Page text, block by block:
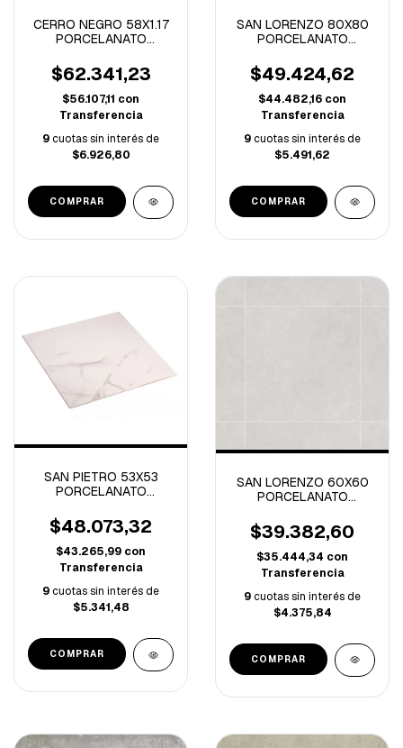
CERRO NEGRO 58X1.17
PORCELANATO
1.35M/C
$62.341,23
$56.107,11 con
Transferencia
9cuotas sin interés de
$6.926,80
SAN LORENZO 80X80
PORCELANATO
GRIS-1.92M/C
$49.424,62
$44.482,16 con
Transferencia
9cuotas sin interés de
$5.491,62
SAN PIETRO 53X53
PORCELANATO
BRILLANTE 1° -2M/C
$48.073,32
$43.265,99 con
Transferencia
9cuotas sin interés de
$5.341,48
SAN LORENZO 60X60
PORCELANATO
GRIS-1.80M/C
$39.382,60
$35.444,34 con
Transferencia
9cuotas sin interés de
$4.375,84